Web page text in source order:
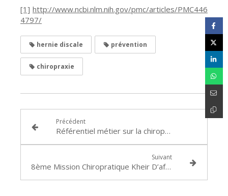
[1] http://www.ncbi.nlm.nih.gov/pmc/articles/PMC446
4797/
hernie discale prévention
chiropraxie
Précédent
Référentiel métier sur la chiropraxie : sécuriser, harmoniser, progresser
Suivant
8ème Mission Chiropratique Kheir D’afrik Fevrier 2016